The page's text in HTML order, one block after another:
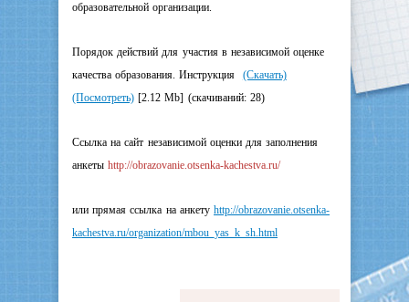
образовательной организации.
Порядок действий для участия в независимой оценке
качества образования. Инструкция
(Скачать)
(Посмотреть) [2.12 Mb] (cкачиваний: 28)
Ссылка на сайт независимой оценки для заполнения
анкетыhttp://obrazovanie.otsenka-kachestva.ru/
или прямая ссылка на анкету http://obrazovanie.otsenka-
kachestva.ru/organization/mbou_yas_k_sh.html